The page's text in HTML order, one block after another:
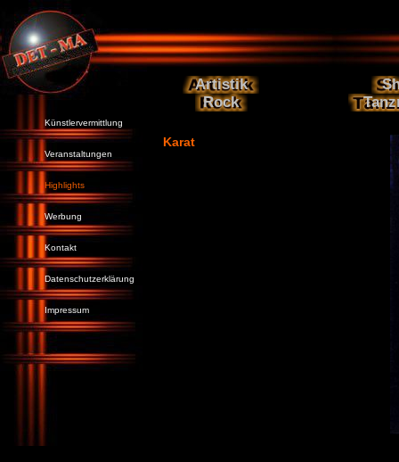
Künstlervermittlung
Veranstaltungen
Highlights
Werbung
Kontakt
Datenschutzerklärung
Impressum
Artistik
Rock
Karat